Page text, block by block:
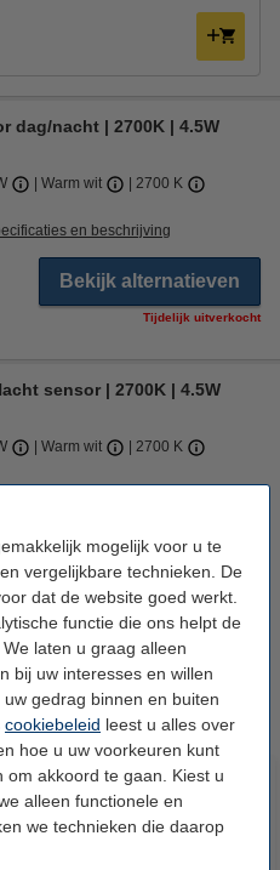
mogelijk voor u te
vergelijkbare technieken. De
dat de website goed werkt.
functie die ons helpt de
laten u graag alleen
bij uw interesses en willen
gedrag binnen en buiten
cookiebeleid leest u alles over
hoe u uw voorkeuren kunt
om akkoord te gaan. Kiest u
alleen functionele en
we technieken die daarop
dag/nacht | 2700K | 4.5W
Warm wit 2700 K
en beschrijving
Bekijk alternatieven
Tijdelijk uitverkocht
sensor | 2700K | 4.5W
Warm wit 2700 K
Bestellen
producten